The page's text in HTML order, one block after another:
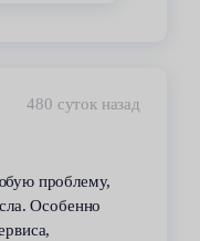
480 суток назад
проблему,
Особенно